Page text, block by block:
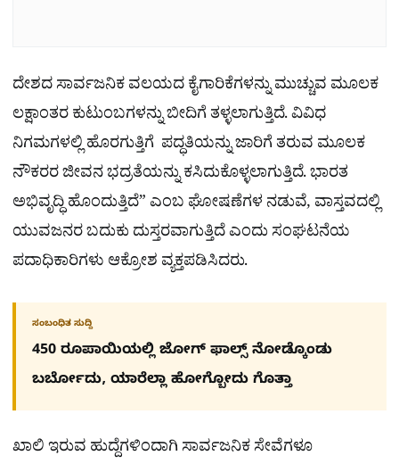
ದೇಶದ ಸಾರ್ವಜನಿಕ ವಲಯದ ಕೈಗಾರಿಕೆಗಳನ್ನು ಮುಚ್ಚುವ ಮೂಲಕ
ಲಕ್ಷಾಂತರ ಕುಟುಂಬಗಳನ್ನು ಬೀದಿಗೆ ತಳ್ಳಲಾಗುತ್ತಿದೆ. ವಿವಿಧ
ನಿಗಮಗಳಲ್ಲಿ ಹೊರಗುತ್ತಿಗೆ ಪದ್ಧತಿಯನ್ನು ಜಾರಿಗೆ ತರುವ ಮೂಲಕ
ನೌಕರರ ಜೀವನ ಭದ್ರತೆಯನ್ನು ಕಸಿದುಕೊಳ್ಳಲಾಗುತ್ತಿದೆ. ಭಾರತ
ಅಭಿವೃದ್ಧಿ ಹೊಂದುತ್ತಿದೆ” ಎಂಬ ಘೋಷಣೆಗಳ ನಡುವೆ, ವಾಸ್ತವದಲ್ಲಿ
ಯುವಜನರ ಬದುಕು ದುಸ್ತರವಾಗುತ್ತಿದೆ ಎಂದು ಸಂಘಟನೆಯ
ಪದಾಧಿಕಾರಿಗಳು ಆಕ್ರೋಶ ವ್ಯಕ್ತಪಡಿಸಿದರು.
ಸಂಬಂಧಿತ ಸುದ್ದಿ
450 ರೂಪಾಯಿಯಲ್ಲಿ ಜೋಗ್​ ಫಾಲ್ಸ್​ ನೋಡ್ಕೊಂಡು
ಬರ್ಬೋದು, ಯಾರೆಲ್ಲಾ ಹೋಗ್ಬೋದು ಗೊತ್ತಾ
ಖಾಲಿ ಇರುವ ಹುದ್ದೆಗಳಿಂದಾಗಿ ಸಾರ್ವಜನಿಕ ಸೇವೆಗಳೂ